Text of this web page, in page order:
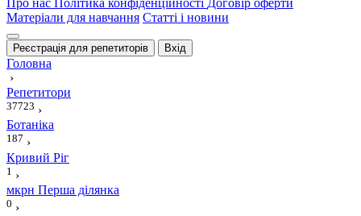
Про нас Політика конфіденційності Договір оферти
Матеріали для навчання Статті і новини
Реєстрація для репетиторів Вхід
Головна
›
Репетитори
37723 ›
Ботаніка
187 ›
Кривий Ріг
1 ›
мкрн Перша ділянка
0 ›